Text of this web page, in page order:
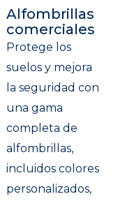
Alfombrillas
comerciales
Protege los
suelos y mejora
la seguridad con
una gama
completa de
alfombrillas,
incluidos colores
personalizados,